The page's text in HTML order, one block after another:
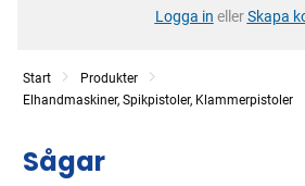
Logga in ellerSkapa
Start
Produkter
Elhandmaskiner, Spikpistoler, Klammerpistoler
Sågar